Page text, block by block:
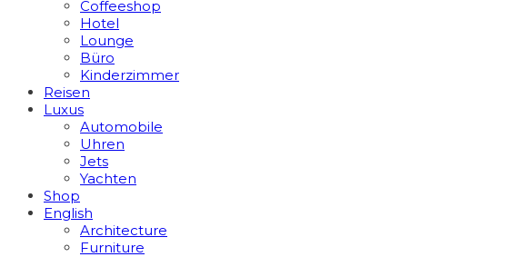
Coffeeshop
Hotel
Lounge
Büro
Kinderzimmer
Reisen
Luxus
Automobile
Uhren
Jets
Yachten
Shop
English
Architecture
Furniture